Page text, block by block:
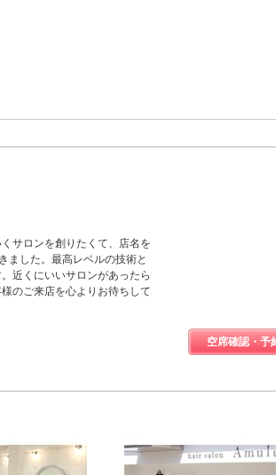
サロンを創りたくて、店名を
ました。最高レベルの技術と
近くにいいサロンがあったら
のご来店を心よりお待ちして
空席確認・予